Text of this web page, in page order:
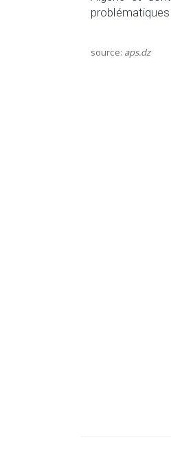
source: aps.dz